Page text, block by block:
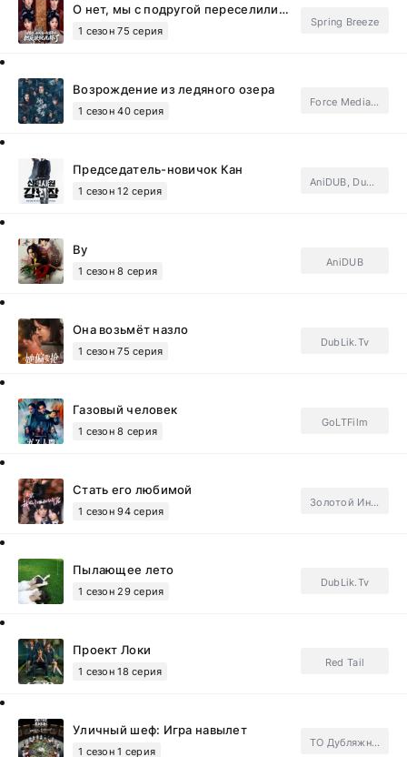
О нет, мы с подругой переселились в книгу и испортили злодея
1 сезон 75 серия
Spring Breeze
Возрождение из ледяного озера
1 сезон 40 серия
Force Media, Light Breeze
Председатель-новичок Кан
1 сезон 12 серия
AniDUB, DubLik.Tv, FSG Baddest Females.Subtitles, ФСГ Мания.Subtitles
Ву
1 сезон 8 серия
AniDUB
Она возьмёт назло
1 сезон 75 серия
DubLik.Tv
Газовый человек
1 сезон 8 серия
GoLTFilm
Стать его любимой
1 сезон 94 серия
Золотой Инлун
Пылающее лето
1 сезон 29 серия
DubLik.Tv
Проект Локи
1 сезон 18 серия
Red Tail
Уличный шеф: Игра навылет
1 сезон 1 серия
ТО Дубляжная